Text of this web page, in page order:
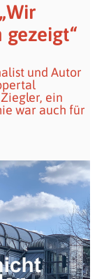
gezeigt“
und Autor
ein
war auch für